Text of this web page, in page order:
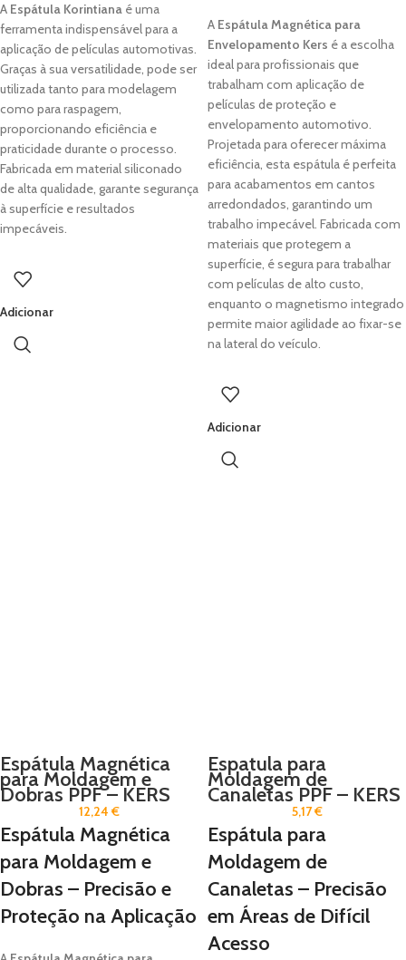
A Espátula Korintiana é uma
ferramenta indispensável para a
aplicação de películas automotivas.
Graças à sua versatilidade, pode ser
utilizada tanto para modelagem
como para raspagem,
proporcionando eficiência e
praticidade durante o processo.
Fabricada em material siliconado
de alta qualidade, garante segurança
à superfície e resultados
impecáveis.
Adicionar
A Espátula Magnética para
Envelopamento Kers é a escolha
ideal para profissionais que
trabalham com aplicação de
películas de proteção e
envelopamento automotivo.
Projetada para oferecer máxima
eficiência, esta espátula é perfeita
para acabamentos em cantos
arredondados, garantindo um
trabalho impecável. Fabricada com
materiais que protegem a
superfície, é segura para trabalhar
com películas de alto custo,
enquanto o magnetismo integrado
permite maior agilidade ao fixar-se
na lateral do veículo.
Adicionar
Espátula Magnética
para Moldagem e
Dobras PPF – KERS
12,24€
Espátula Magnética
para Moldagem e
Dobras – Precisão e
Proteção na Aplicação
Espatula para
Moldagem de
Canaletas PPF – KERS
5,17€
Espátula para
Moldagem de
Canaletas – Precisão
em Áreas de Difícil
Acesso